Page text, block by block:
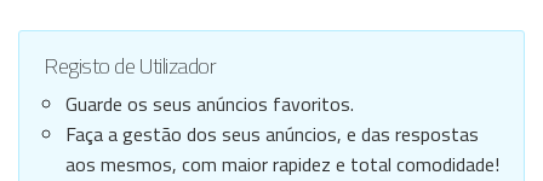
Registo de Utilizador
Guarde os seus anúncios favoritos.
Faça a gestão dos seus anúncios, e das respostas
aos mesmos, com maior rapidez e total comodidade!